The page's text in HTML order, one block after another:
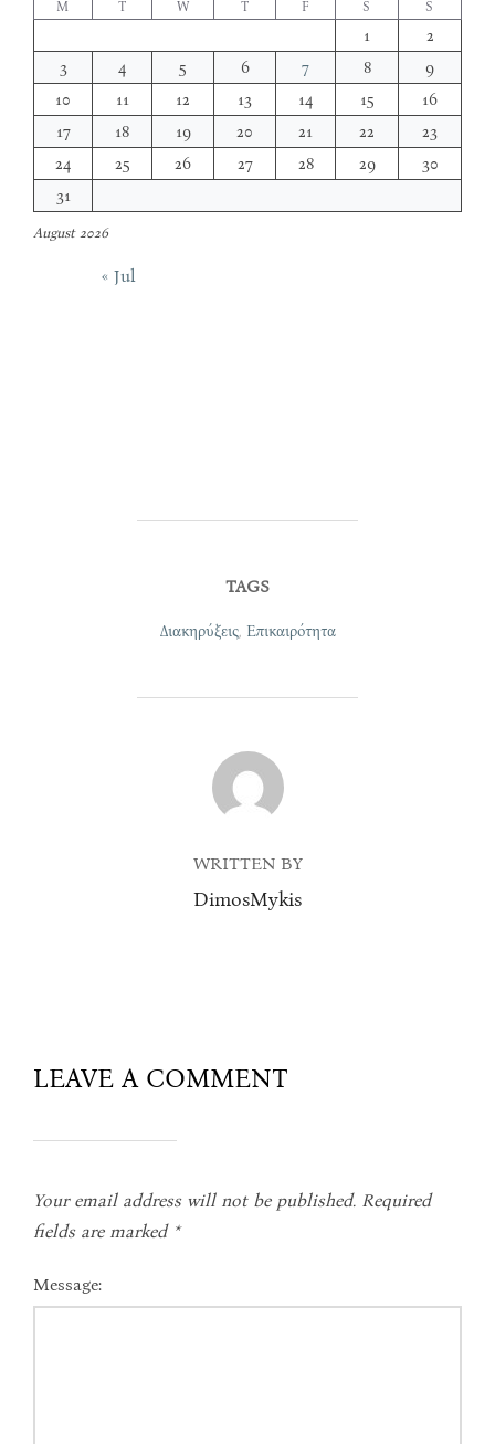
August 2026
M T W T F S S
1
2
3
4 5 6 7 8
9
10
11 12 13 14 15
16
17
18 19 20 21 22
23
24
25 26 27 28 29
30
31
« Jul
TAGS
Διακηρύξεις, Επικαιρότητα
POST AUTHOR
WRITTEN BY
DimosMykis
LEAVE A COMMENT
Your email address will not be published. Required
fields are marked *
Message: